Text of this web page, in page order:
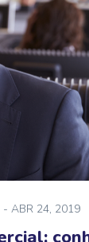
- ABR 24, 2019